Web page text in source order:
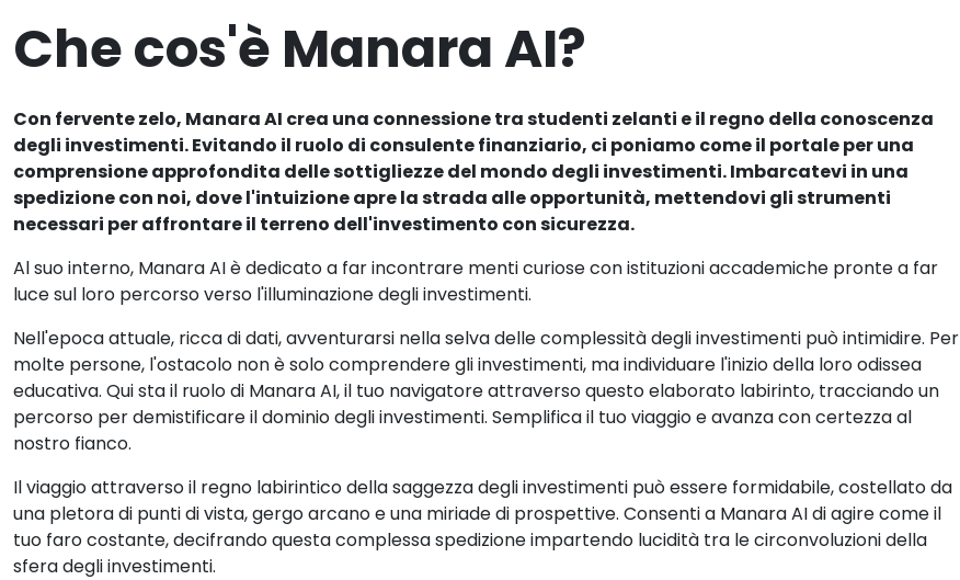
Che cos'è Manara AI?
Con fervente zelo, Manara AI crea una connessione tra studenti zelanti e il regno della conoscenza
degli investimenti. Evitando il ruolo di consulente finanziario, ci poniamo come il portale per una
comprensione approfondita delle sottigliezze del mondo degli investimenti. Imbarcatevi in una
spedizione con noi, dove l'intuizione apre la strada alle opportunità, mettendovi gli strumenti
necessari per affrontare il terreno dell'investimento con sicurezza.
Al suo interno, Manara AI è dedicato a far incontrare menti curiose con istituzioni accademiche pronte a far
luce sul loro percorso verso l'illuminazione degli investimenti.
Nell'epoca attuale, ricca di dati, avventurarsi nella selva delle complessità degli investimenti può intimidire. Per
molte persone, l'ostacolo non è solo comprendere gli investimenti, ma individuare l'inizio della loro odissea
educativa. Qui sta il ruolo di Manara AI, il tuo navigatore attraverso questo elaborato labirinto, tracciando un
percorso per demistificare il dominio degli investimenti. Semplifica il tuo viaggio e avanza con certezza al
nostro fianco.
Il viaggio attraverso il regno labirintico della saggezza degli investimenti può essere formidabile, costellato da
una pletora di punti di vista, gergo arcano e una miriade di prospettive. Consenti a Manara AI di agire come il
tuo faro costante, decifrando questa complessa spedizione impartendo lucidità tra le circonvoluzioni della
sfera degli investimenti.